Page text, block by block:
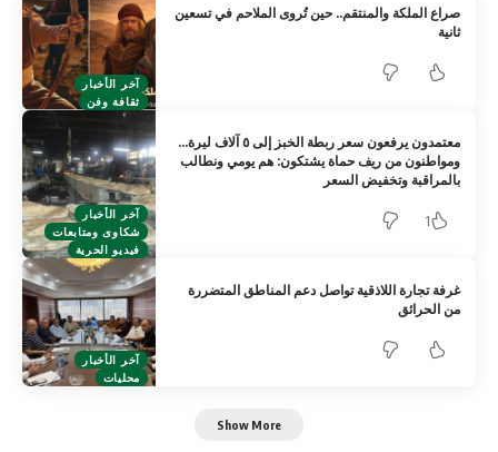
آخر الأخبار
ثقافة وفن
صراع الملكة والمنتقم.. حين تُروى الملاحم في تسعين
ثانية
آخر الأخبار
شكاوى ومتابعات
فيديو الحرية
معتمدون يرفعون سعر ربطة الخبز إلى ٥ آلاف ليرة…
ومواطنون من ريف حماة يشتكون: هم يومي ونطالب
بالمراقبة وتخفيض السعر
1
آخر الأخبار
محليات
غرفة تجارة اللاذقية تواصل دعم المناطق المتضررة
من الحرائق
Show More